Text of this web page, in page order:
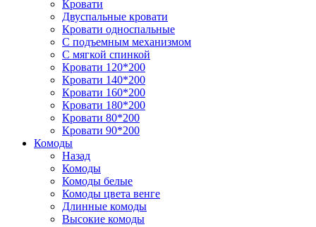
Кровати
Двуспальные кровати
Кровати односпальные
С подъемным механизмом
С мягкой спинкой
Кровати 120*200
Кровати 140*200
Кровати 160*200
Кровати 180*200
Кровати 80*200
Кровати 90*200
Комоды
Назад
Комоды
Комоды белые
Комоды цвета венге
Длинные комоды
Высокие комоды